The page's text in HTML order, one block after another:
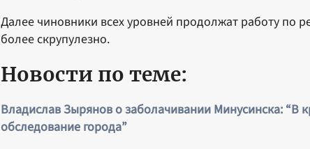
Далее чиновники всех уровней продолжат работу по
более скрупулезно.
Новости по теме:
Владислав Зырянов о заболачивании Минусинска: “В
обследование города”